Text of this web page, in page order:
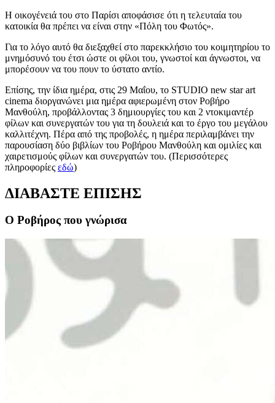
Η οικογένειά του στο Παρίσι αποφάσισε ότι η τελευταία του
κατοικία θα πρέπει να είναι στην «Πόλη του Φωτός».
Για το λόγο αυτό θα διεξαχθεί στο παρεκκλήσιο του κοιμητηρίου το
μνημόσυνό του έτσι ώστε οι φίλοι του, γνωστοί και άγνωστοι, να
μπορέσουν να του πουν το ύστατο αντίο.
Επίσης, την ίδια ημέρα, στις 29 Μαΐου, το STUDIO new star art
cinema διοργανώνει μια ημέρα αφιερωμένη στον Ροβήρο
Μανθούλη, προβάλλοντας 3 δημιουργίες του και 2 ντοκιμαντέρ
φίλων και συνεργατών του για τη δουλειά και το έργο του μεγάλου
καλλιτέχνη. Πέρα από της προβολές, η ημέρα περιλαμβάνει την
παρουσίαση δύο βιβλίων του Ροβήρου Μανθούλη και ομιλίες και
χαιρετισμούς φίλων και συνεργατών του. (Περισσότερες
πληροφορίες εδώ)
ΔΙΑΒΑΣΤΕ ΕΠΙΣΗΣ
Ο Ροβήρος που γνώρισα